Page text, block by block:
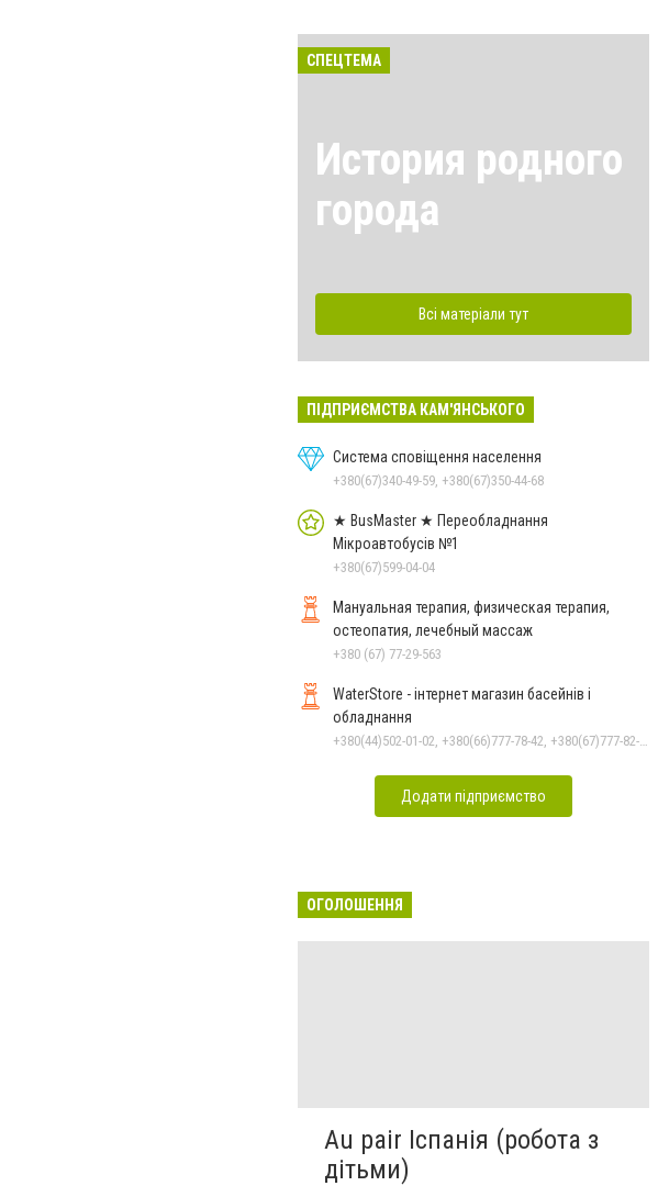
СПЕЦТЕМА
История родного
города
Всі матеріали тут
ПІДПРИЄМСТВА КАМ'ЯНСЬКОГО
Система сповіщення населення
+380(67)340-49-59, +380(67)350-44-68
★ BusMaster ★ Переобладнання
Мікроавтобусів №1
+380(67)599-04-04
Мануальная терапия, физическая терапия,
остеопатия, лечебный массаж
+380 (67) 77-29-563
WaterStore - інтернет магазин басейнів і
обладнання
Додати підприємство
ОГОЛОШЕННЯ
Au pair Іспанія (робота з
дітьми)